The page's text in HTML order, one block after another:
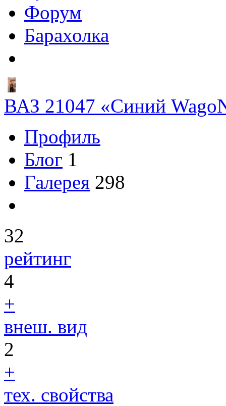
Форум
Барахолка
ВАЗ 21047 «Синий
Профиль
Блог 1
Галерея 298
32
рейтинг
4
+
внеш. вид
2
+
тех. свойства